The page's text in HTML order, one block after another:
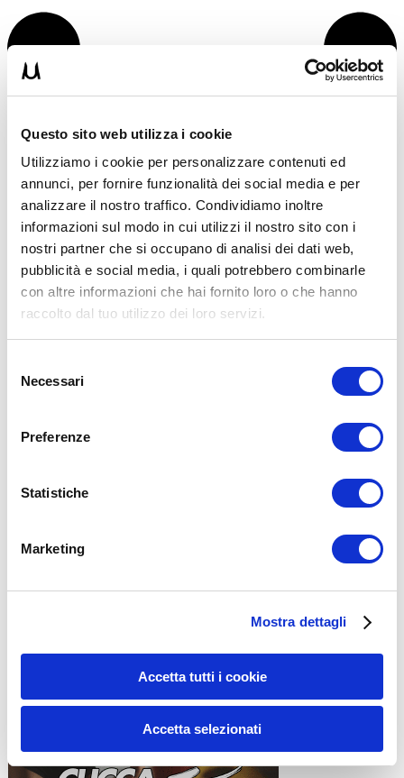
Questo sito web utilizza i cookie
Utilizziamo i cookie per personalizzare contenuti ed
annunci, per fornire funzionalità dei social media e per
analizzare il nostro traffico. Condividiamo inoltre
informazioni sul modo in cui utilizzi il nostro sito con i
nostri partner che si occupano di analisi dei dati web,
pubblicità e social media, i quali potrebbero combinarle
con altre informazioni che hai fornito loro o che hanno
raccolto dal tuo utilizzo dei loro servizi.
delNecessari
Preferenze
Statistiche
Marketing
Mostra dettagli
Accetta tutti i cookie
Accetta selezionati
15WORKOUT SCARICA ORA
ALLENATI CON ME!